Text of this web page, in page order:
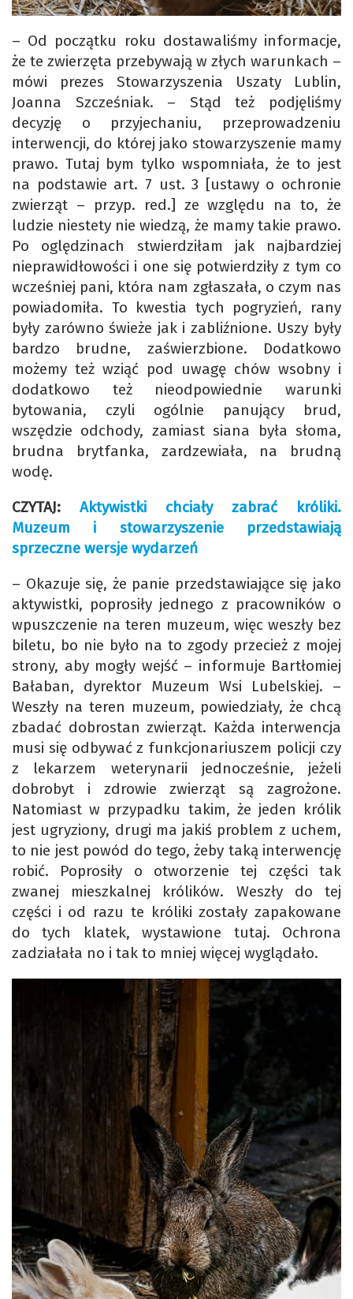
– Od początku roku dostawaliśmy informacje,
że te zwierzęta przebywają w złych warunkach –
mówi prezes Stowarzyszenia Uszaty Lublin,
Joanna Szcześniak. – Stąd też podjęliśmy
decyzję o przyjechaniu, przeprowadzeniu
interwencji, do której jako stowarzyszenie mamy
prawo. Tutaj bym tylko wspomniała, że to jest
na podstawie art. 7 ust. 3 [ustawy o ochronie
zwierząt – przyp. red.] ze względu na to, że
ludzie niestety nie wiedzą, że mamy takie prawo.
Po oględzinach stwierdziłam jak najbardziej
nieprawidłowości i one się potwierdziły z tym co
wcześniej pani, która nam zgłaszała, o czym nas
powiadomiła. To kwestia tych pogryzień, rany
były zarówno świeże jak i zabliźnione. Uszy były
bardzo brudne, zaświerzbione. Dodatkowo
możemy też wziąć pod uwagę chów wsobny i
dodatkowo też nieodpowiednie warunki
bytowania, czyli ogólnie panujący brud,
wszędzie odchody, zamiast siana była słoma,
brudna brytfanka, zardzewiała, na brudną
wodę.
CZYTAJ: Aktywistki chciały zabrać króliki.
Muzeum i stowarzyszenie przedstawiają
sprzeczne wersje wydarzeń
– Okazuje się, że panie przedstawiające się jako
aktywistki, poprosiły jednego z pracowników o
wpuszczenie na teren muzeum, więc weszły bez
biletu, bo nie było na to zgody przecież z mojej
strony, aby mogły wejść – informuje Bartłomiej
Bałaban, dyrektor Muzeum Wsi Lubelskiej. –
Weszły na teren muzeum, powiedziały, że chcą
zbadać dobrostan zwierząt. Każda interwencja
musi się odbywać z funkcjonariuszem policji czy
z lekarzem weterynarii jednocześnie, jeżeli
dobrobyt i zdrowie zwierząt są zagrożone.
Natomiast w przypadku takim, że jeden królik
jest ugryziony, drugi ma jakiś problem z uchem,
to nie jest powód do tego, żeby taką interwencję
robić. Poprosiły o otworzenie tej części tak
zwanej mieszkalnej królików. Weszły do tej
części i od razu te króliki zostały zapakowane
do tych klatek, wystawione tutaj. Ochrona
zadziałała no i tak to mniej więcej wyglądało.